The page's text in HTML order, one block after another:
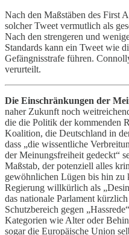
Nach den Maßstäben des First
solcher Tweet vermutlich als
Nach den strengeren und
Standards kann ein Tweet wie
Gefängnisstrafe führen.
verurteilt.
Die Einschränkungen der
naher Zukunft noch
die die Politik der kommenden
Koalition, die Deutschland in
dass „die wissentliche
der Meinungsfreiheit gedeckt“
Maßstab, der potenziell alles
gewöhnlichen Lügen bis hin zu
Regierung willkürlich als
das nationale Parlament
Schutzbereich gegen
Kategorien wie Alter oder
sogar die Europäische Union